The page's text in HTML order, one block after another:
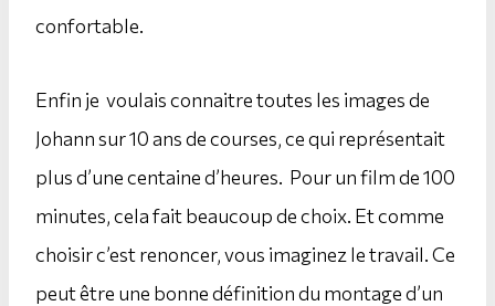
confortable.
Enfin je voulais connaitre toutes les images de
Johann sur 10 ans de courses, ce qui représentait
plus d’une centaine d’heures. Pour un film de 100
minutes, cela fait beaucoup de choix. Et comme
choisir c’est renoncer, vous imaginez le travail. Ce
peut être une bonne définition du montage d’un